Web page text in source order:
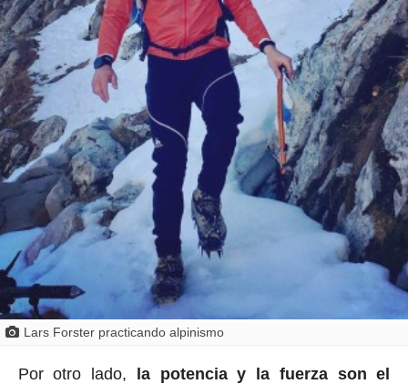
Lars Forster practicando alpinismo
Por otro lado, la potencia y la fuerza son el